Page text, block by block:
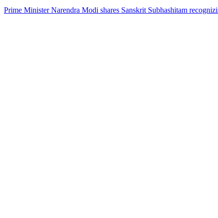
Prime Minister Narendra Modi shares Sanskrit Subhashitam